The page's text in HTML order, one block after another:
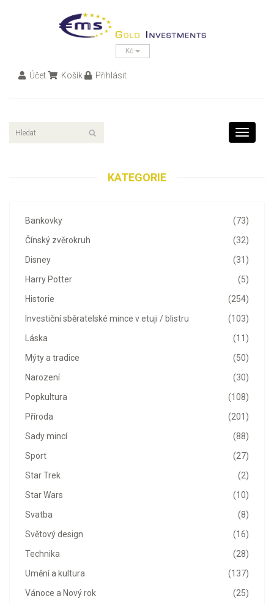
Kč
Účet Košík Přihlásit
Toggle
KATEGORIE
(73)
Bankovky
(32)
Čínský zvěrokruh
(31)
Disney
(5)
Harry Potter
(254)
Historie
(103)
Investiční sběratelské mince v etuji / blistru
(11)
Láska
(50)
Mýty a tradice
(30)
Narození
(108)
Popkultura
(201)
Příroda
(88)
Sady mincí
(27)
Sport
(2)
Star Trek
(10)
Star Wars
(8)
Svatba
(16)
Světový design
(28)
Technika
(137)
Umění a kultura
(25)
Vánoce a Nový rok